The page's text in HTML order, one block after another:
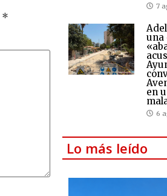
*
7
una
en
6
Lo más leído